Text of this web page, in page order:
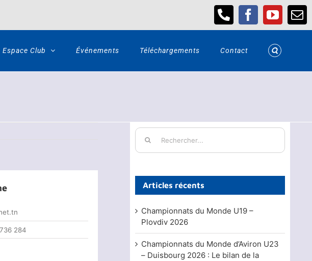
Téléphone
Facebook
Espace Club Événements Téléchargements Contact
284
Rechercher:
Articles récents
Championnats du Monde U19 –
Plovdiv 2026
Championnats du Monde d’Aviron U23
– Duisbourg 2026 : Le bilan de la